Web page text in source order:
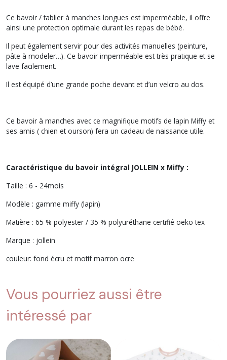
Ce bavoir / tablier à manches longues est imperméable, il offre
ainsi une protection optimale durant les repas de bébé.
Il peut également servir pour des activités manuelles (peinture,
pâte à modeler…). Ce bavoir imperméable est très pratique et se
lave facilement.
Il est équipé d’une grande poche devant et d’un velcro au dos.
Ce bavoir à manches avec ce magnifique motifs de lapin Miffy et
ses amis ( chien et ourson) fera un cadeau de naissance utile.
Caractéristique du bavoir intégral JOLLEIN x Miffy :
Taille : 6 - 24mois
Modèle : gamme miffy (lapin)
Matière : 65 % polyester / 35 % polyuréthane certifié oeko tex
Marque : jollein
couleur: fond écru et motif marron ocre
Vous pourriez aussi être
intéressé par